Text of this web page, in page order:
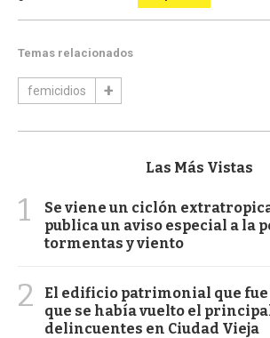
Temas relacionados
femicidios
Las Más Vistas
1
Se viene un ciclón
publica un aviso especial a la
tormentas y viento
2
El edificio patrimonial que fue
que se había vuelto el
delincuentes en Ciudad Vieja